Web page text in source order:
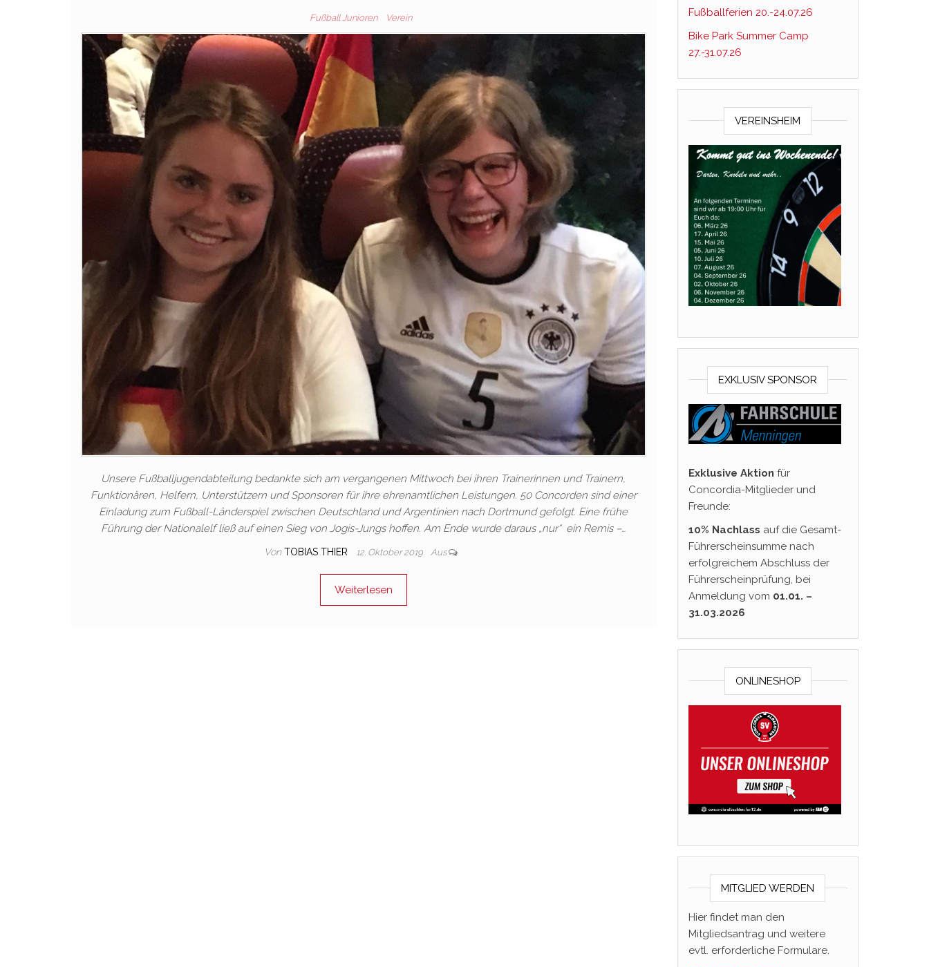
Fußball Junioren Verein
Unsere Fußballjugendabteilung bedankte sich am vergangenen Mittwoch bei ihren Trainerinnen und Trainern,
Funktionären, Helfern, Unterstützern und Sponsoren für ihre ehrenamtlichen Leistungen. 50 Concorden sind einer
Einladung zum Fußball-Länderspiel zwischen Deutschland und Argentinien nach Dortmund gefolgt. Eine frühe
Führung der Nationalelf ließ auf einen Sieg von Jogis-Jungs hoffen. Am Ende wurde daraus „nur“ ein Remis –…
Von TOBIAS THIER 12. Oktober 2019 Aus
Weiterlesen
Fußballferien 20.-24.07.26
Bike Park Summer Camp
27.-31.07.26
VEREINSHEIM
EXKLUSIV SPONSOR
Exklusive Aktion für
Concordia-Mitglieder und
Freunde:
10% Nachlass auf die Gesamt-
Führerscheinsumme nach
erfolgreichem Abschluss der
Führerscheinprüfung, bei
Anmeldung vom 01.01. –
31.03.2026
ONLINESHOP
MITGLIED WERDEN
Hier findet man den
Mitgliedsantrag und weitere
evtl. erforderliche Formulare.